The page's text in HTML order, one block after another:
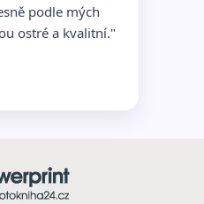
podle mých
ostré a kvalitní."